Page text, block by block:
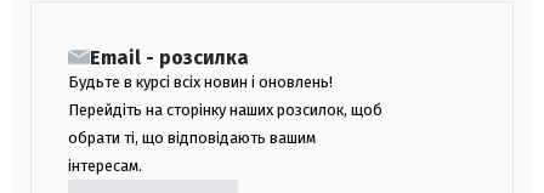
Email - розсилка
Будьте в курсі всіх новин і оновлень!
Перейдіть на сторінку наших розсилок, щоб
обрати ті, що відповідають вашим
інтересам.